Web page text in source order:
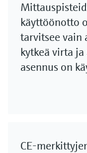
käyttöönotto
tarvitsee vain
kytkeä virta
asennus on
CE-